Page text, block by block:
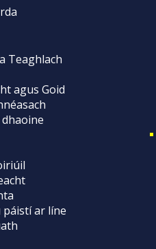
Teaghlach
agus Goid
ar líne